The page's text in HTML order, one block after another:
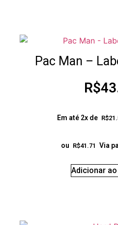
Pac Man –
R$
Em até 2x de R$
ou R$41.71 Via
Adicionar